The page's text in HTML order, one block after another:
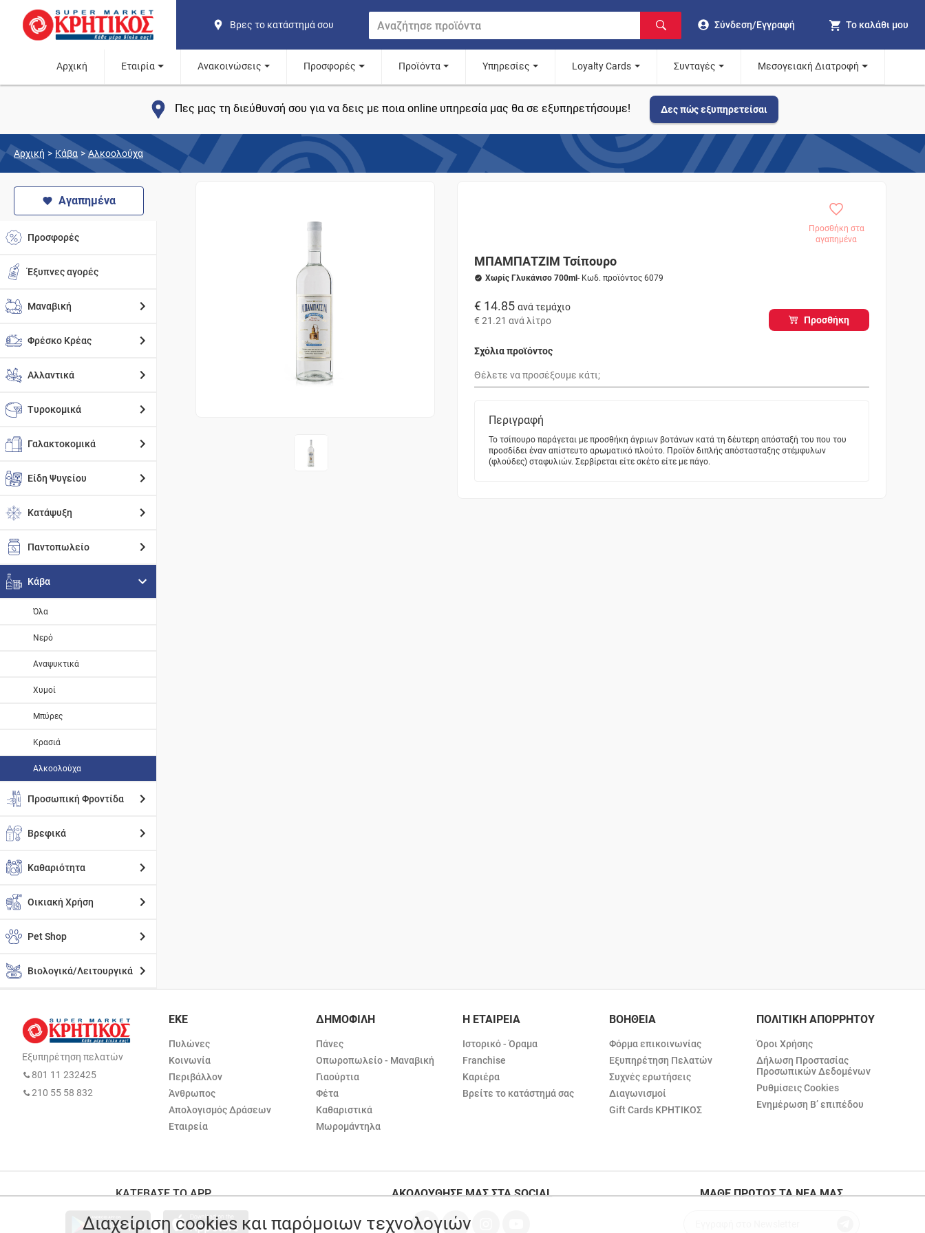
Βρες το κατάστημά σου Σύνδεση/Εγγραφή Το καλάθι μου
Αρχική Εταιρία Ανακοινώσεις Προσφορές Προϊόντα Υπηρεσίες Loyalty Cards Συνταγές Μεσογειακή Διατροφή
Πες μας τη διεύθυνσή σου για να δεις με ποια online υπηρεσία μας θα σε εξυπηρετήσουμε! Δες πώς εξυπηρετείσαι
Αρχική > Κάβα > Αλκοολούχα
Αγαπημένα
Προσφορές
Έξυπνες αγορές
Μαναβική
Φρέσκο Κρέας
Αλλαντικά
Τυροκομικά
Γαλακτοκομικά
Είδη Ψυγείου
Κατάψυξη
Παντοπωλείο
Κάβα
Όλα
Νερό
Αναψυκτικά
Χυμοί
Μπύρες
Κρασιά
Αλκοολούχα
Προσωπική Φροντίδα
Βρεφικά
Καθαριότητα
Οικιακή Χρήση
Pet Shop
Βιολογικά/Λειτουργικά
Προσθήκη στα
αγαπημένα
ΜΠΑΜΠΑΤΖΙΜ Τσίπουρο
Χωρίς Γλυκάνισο 700ml - Κωδ. προϊόντος 6079
€ 14.85 ανά τεμάχιο
€ 21.21 ανά λίτρο Προσθήκη
Σχόλια προϊόντος
Περιγραφή
Το τσίπουρο παράγεται με προσθήκη άγριων βοτάνων κατά τη δέυτερη απόσταξή του που του
προσδίδει έναν απίστευτο αρωματικό πλούτο. Προϊόν διπλής απόστασταξης στέμφυλων
(φλούδες) σταφυλιών. Σερβίρεται είτε σκέτο είτε με πάγο.
Εξυπηρέτηση πελατών
801 11 232425
210 55 58 832
ΕΚΕ
Πυλώνες
Κοινωνία
Περιβάλλον
Άνθρωπος
Απολογισμός Δράσεων
Εταιρεία
ΔΗΜΟΦΙΛΗ
Πάνες
Οπωροπωλείο - Μαναβική
Γιαούρτια
Φέτα
Καθαριστικά
Μωρομάντηλα
Η ΕΤΑΙΡΕΙΑ
Ιστορικό - Όραμα
Franchise
Καριέρα
Βρείτε το κατάστημά σας
ΒΟΗΘΕΙΑ
Φόρμα επικοινωνίας
Εξυπηρέτηση Πελατών
Συχνές ερωτήσεις
Διαγωνισμοί
Gift Cards ΚΡΗΤΙΚΟΣ
ΠΟΛΙΤΙΚΗ ΑΠΟΡΡΗΤΟΥ
Όροι Χρήσης
Δήλωση Προστασίας
Προσωπικών Δεδομένων
Ρυθμίσεις Cookies
Ενημέρωση Β’ επιπέδου
ΚΑΤΕΒΑΣΕ ΤΟ APP ΑΚΟΛΟΥΘΗΣΕ ΜΑΣ ΣΤΑ SOCIAL ΜΑΘΕ ΠΡΩΤΟΣ ΤΑ ΝΕΑ ΜΑΣ
Διαχείριση cookies και παρόμοιων τεχνολογιών